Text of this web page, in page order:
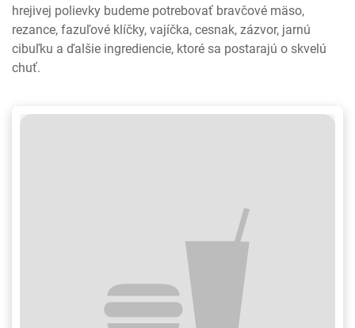
hrejivej polievky budeme potrebovať bravčové mäso,
rezance, fazuľové klíčky, vajíčka, cesnak, zázvor, jarnú
cibuľku a ďalšie ingrediencie, ktoré sa postarajú o skvelú
chuť.